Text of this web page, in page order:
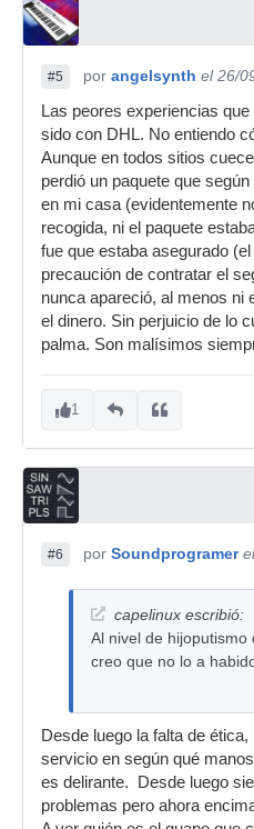
#5 por angelsynth el 26/
Las peores experiencias
sido con DHL. No entiendo
Aunque en todos sitios
perdió un paquete que
en mi casa (evidentemente
recogida, ni el paquete
fue que estaba asegurado
precaución de contratar el
nunca apareció, al menos ni
el dinero. Sin perjuicio de lo
palma. Son malísimos
1
#6 por Soundprogramer
capelinux escribió:
Al nivel de
creo que no lo a
Desde luego la falta de
servicio en según qué
es delirante. Desde luego
problemas pero ahora